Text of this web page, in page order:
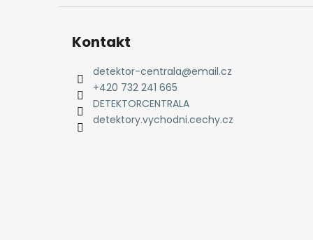
Kontakt
detektor-centrala@email.cz
+420 732 241 665
DETEKTORCENTRALA
detektory.vychodni.cechy.cz